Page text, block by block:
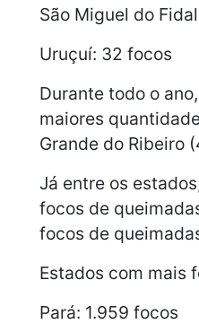
São Miguel do
Uruçuí: 32 focos
Durante todo o
maiores
Grande do Ribeiro
Já entre os
focos de
focos de
Estados com mais
Pará: 1.959 focos